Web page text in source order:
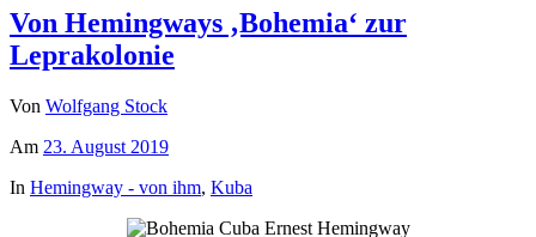
Von Hemingways ‚Bohemia‘ zur
Leprakolonie
Von Wolfgang Stock
Am 23. August 2019
In Hemingway - von ihm, Kuba